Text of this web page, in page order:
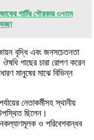
পার্টির গৌরবময় ৩৭তম
বৃদ্ধি এবং জনসচেতনতা
গাছের চারা রোপণ করেন
মানুষের মাঝে বিভিন্ন
নেতাকর্মীসহ স্থানীয়
ছিলেন।
ও পরিবেশবান্ধব